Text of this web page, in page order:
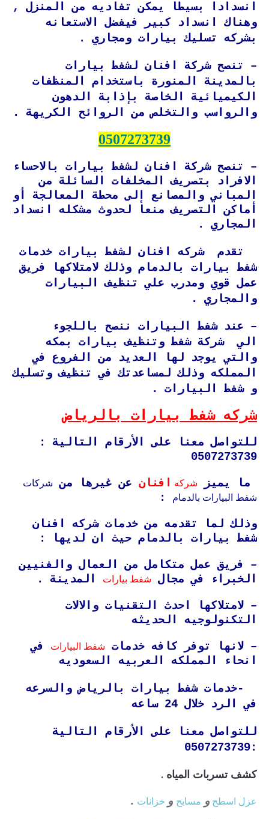
انسدادا بسيطا يمكن تفاديه من المنزل ,
وهناك انسداد كبير فيفضل الاستعانه
بشركه تسليك بيارات ومجاري .
– تنصح شركة افنان لشفط بيارات
بالمدينة المنورة باستخدام المنظفات
الكيميائية الخاصة بإذابة الدهون
والرواسب والتخلص من الروائح الكريهة .
0507273739
– تنصح شركة افنان لشفط بيارات بالاحساء
الافراد بتصريف المخلفات السائلة من
المباني والمصانع إلى محطة المعالجة أو
أماكن التصريف منعا لحدوث مشكله انسداد
المجاري .
تقدم شركه افنان لشفط بيارات خدمات
شفط بيارات بالدمام وذلك لامتلاكها فريق
عمل قوي ومدرب علي تنظيف البيارات
والمجاري .
– عند شفط البيارات ننصح باللجوء
الي شركة شفط وتنظيف بيارات بمكه
والتي يوجد لها العديد من الفروع في
المملكه وذلك لمساعدتك في تنظيف وتسليك
و شفط البيارات .
شركه شفط بيارات بالرياض
للتواصل معنا على الأرقام التالية :
0507273739
ما يميز شركه افنان عن غيرها من شركات
شفط البيارات بالدمام :
وذلك لما تقدمه من خدمات شركه افنان
شفط بيارات بالدمام حيث ان لديها :
– فريق عمل متكامل من العمال والفنيين
الخبراء في مجال شفط بيارات المدينة .
– لامتلاكها احدث التقنيات والالات
التكنولوجيه الحديثه
– لانها توفر كافه خدمات شفط البيارات في
انحاء المملكه العربيه السعوديه
-خدمات شفط بيارات بالرياض والسرعه
في الرد خلال 24 ساعه
للتواصل معنا على الأرقام التالية
:0507273739
كشف تسربات المياه .
عزل اسطح و مسابح و خزانات .